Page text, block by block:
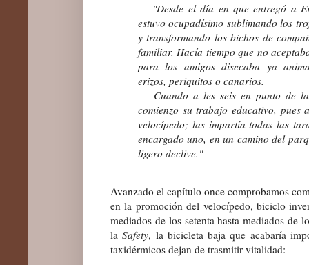
"Desde el día en que entregó a
estuvo ocupadísimo sublimando los
y transformando los bichos de
familiar. Hacía tiempo que no
para los amigos disecaba ya
erizos, periquitos o canarios.
Cuando a les seis en punto de
comienzo su trabajo educativo, pues
velocípedo; las impartía todas las
encargado uno, en un camino del
ligero declive."
Avanzado el capítulo once comprobamos
en la promoción del velocípedo, biciclo
mediados de los setenta hasta mediados de
laSafety, la bicicleta baja que acabaría
taxidérmicos dejan de trasmitir vitalidad: